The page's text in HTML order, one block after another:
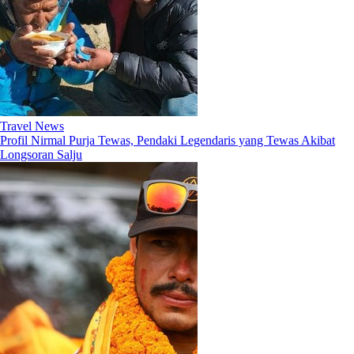
Travel News
Profil Nirmal Purja Tewas, Pendaki Legendaris yang Tewas Akibat
Longsoran Salju